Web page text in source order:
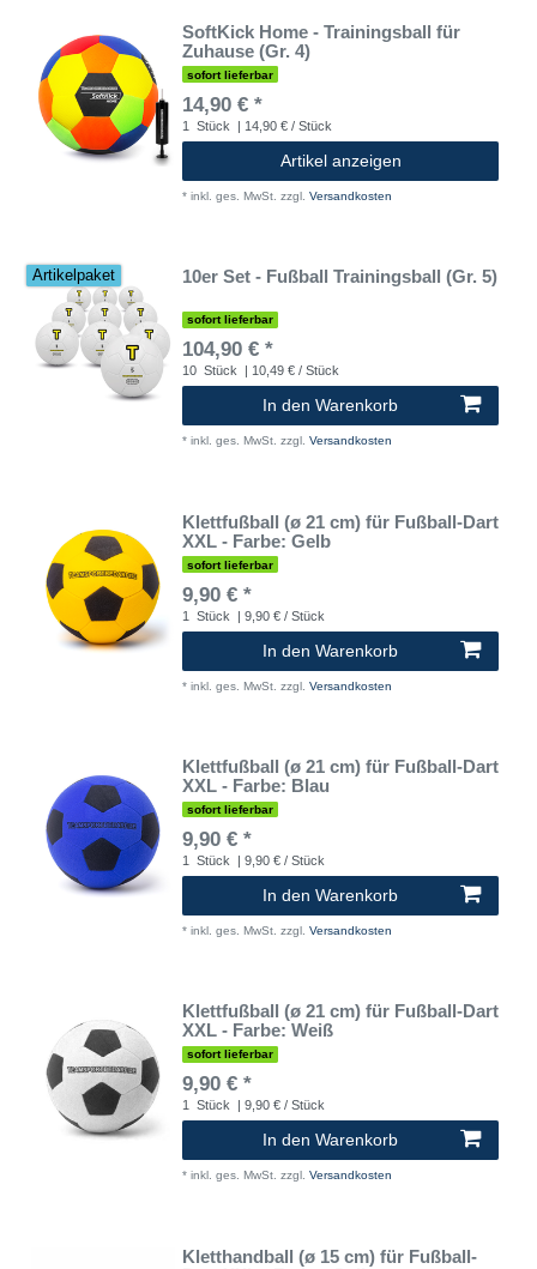
SoftKick Home - Trainingsball für
Zuhause (Gr. 4)
sofort lieferbar
14,90 € *
1 Stück | 14,90 € / Stück
Artikel anzeigen
* inkl. ges. MwSt. zzgl. Versandkosten
Artikelpaket 10er Set - Fußball Trainingsball (Gr. 5)
sofort lieferbar
104,90 € *
10 Stück | 10,49 € / Stück
In den Warenkorb
* inkl. ges. MwSt. zzgl. Versandkosten
Klettfußball (ø 21 cm) für Fußball-Dart
XXL - Farbe: Gelb
sofort lieferbar
9,90 € *
1 Stück | 9,90 € / Stück
In den Warenkorb
* inkl. ges. MwSt. zzgl. Versandkosten
Klettfußball (ø 21 cm) für Fußball-Dart
XXL - Farbe: Blau
sofort lieferbar
9,90 € *
1 Stück | 9,90 € / Stück
In den Warenkorb
* inkl. ges. MwSt. zzgl. Versandkosten
Klettfußball (ø 21 cm) für Fußball-Dart
XXL - Farbe: Weiß
sofort lieferbar
9,90 € *
1 Stück | 9,90 € / Stück
In den Warenkorb
* inkl. ges. MwSt. zzgl. Versandkosten
Kletthandball (ø 15 cm) für Fußball-